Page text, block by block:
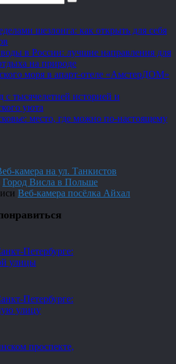
шезлонга: как открыть для себя
в России: лучшие направления для
на природе
моря в апарт-отеле «АмстерДОМ»
тысячелетней историей и
уюта
место, где можно по-настоящему
камера на ул. Танкистов
Город Висла в Польше
Веб-камера посёлка Айхал
Петербурге:
улицы
Петербурге:
улицу
проспекте,